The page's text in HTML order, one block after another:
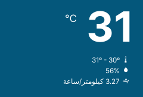
31
℃
31º - 30º
56%
3.27 كيلومتر/ساعة